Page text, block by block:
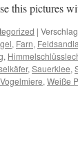
this pictures
|
, Farn,
,
, Sauerklee,
Vogelmiere, Weiße